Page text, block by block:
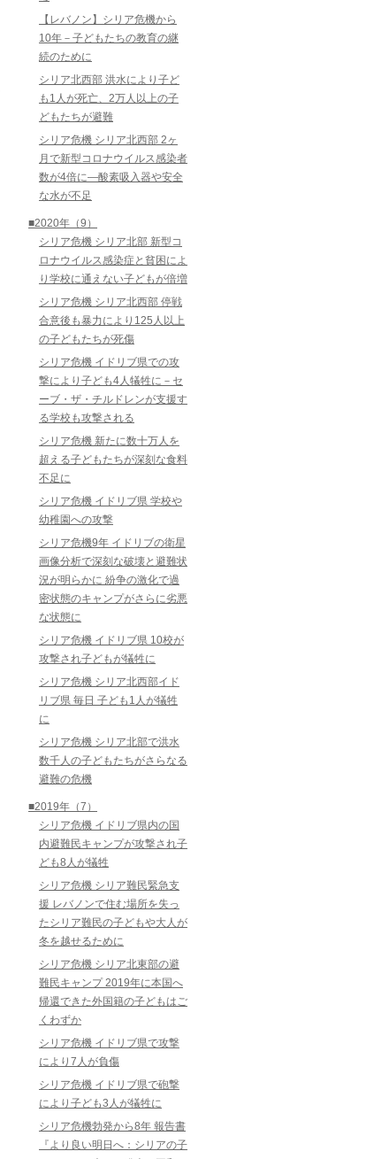
【レバノン】シリア危機から
10年－子どもたちの教育の継
続のために
シリア北西部 洪水により子ど
も1人が死亡、2万人以上の子
どもたちが避難
シリア危機 シリア北西部 2ヶ
月で新型コロナウイルス感染者
数が4倍に―酸素吸入器や安全
な水が不足
■2020年（9）
シリア危機 シリア北部 新型コ
ロナウイルス感染症と貧困によ
り学校に通えない子どもが倍増
シリア危機 シリア北西部 停戦
合意後も暴力により125人以上
の子どもたちが死傷
シリア危機 イドリブ県での攻
撃により子ども4人犠牲に－セ
ーブ・ザ・チルドレンが支援す
る学校も攻撃される
シリア危機 新たに数十万人を
超える子どもたちが深刻な食料
不足に
シリア危機 イドリブ県 学校や
幼稚園への攻撃
シリア危機9年 イドリブの衛星
画像分析で深刻な破壊と避難状
況が明らかに 紛争の激化で過
密状態のキャンプがさらに劣悪
な状態に
シリア危機 イドリブ県 10校が
攻撃され子どもが犠牲に
シリア危機 シリア北西部イド
リブ県 毎日 子ども1人が犠牲
に
シリア危機 シリア北部で洪水
数千人の子どもたちがさらなる
避難の危機
■2019年（7）
シリア危機 イドリブ県内の国
内避難民キャンプが攻撃され子
ども8人が犠牲
シリア危機 シリア難民緊急支
援 レバノンで住む場所を失っ
たシリア難民の子どもや大人が
冬を越せるために
シリア危機 シリア北東部の避
難民キャンプ 2019年に本国へ
帰還できた外国籍の子どもはご
くわずか
シリア危機 イドリブ県で攻撃
により7人が負傷
シリア危機 イドリブ県で砲撃
により子ども3人が犠牲に
シリア危機勃発から8年 報告書
『より良い明日へ：シリアの子